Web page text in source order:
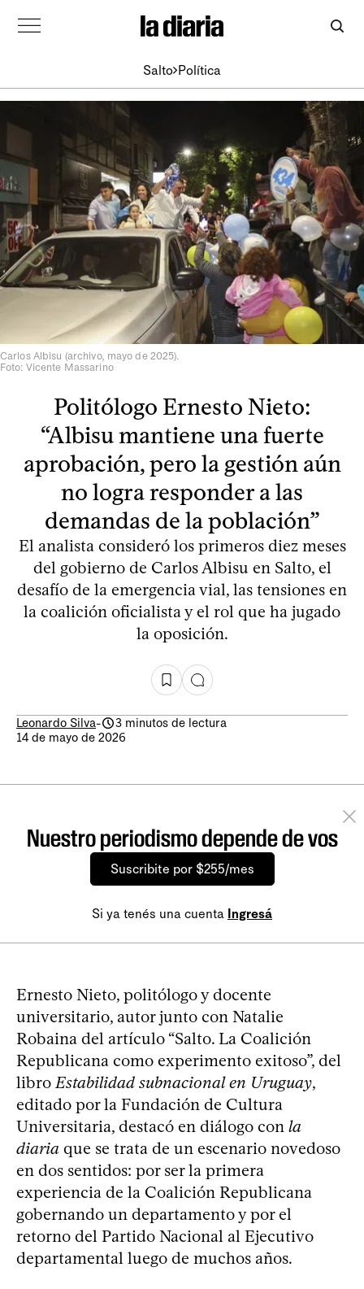
Salto Política
Carlos Albisu (archivo, mayo de 2025).
Foto: Vicente Massarino
Politólogo Ernesto Nieto:
“Albisu mantiene una fuerte
aprobación, pero la gestión aún
no logra responder a las
demandas de la población”
El analista consideró los primeros diez meses
del gobierno de Carlos Albisu en Salto, el
desafío de la emergencia vial, las tensiones en
la coalición oficialista y el rol que ha jugado
la oposición.
Leonardo Silva-
3 minutos de lectura
14 de mayo de 2026
Nuestro periodismo depende de vos
Suscribite por $255/mes
Si ya tenés una cuenta Ingresá
Ernesto Nieto, politólogo y docente
universitario, autor junto con Natalie
Robaina del artículo “Salto. La Coalición
Republicana como experimento exitoso”, del
libro Estabilidad subnacional en Uruguay,
editado por la Fundación de Cultura
Universitaria, destacó en diálogo con la
diaria que se trata de un escenario novedoso
en dos sentidos: por ser la primera
experiencia de la Coalición Republicana
gobernando un departamento y por el
retorno del Partido Nacional al Ejecutivo
departamental luego de muchos años.